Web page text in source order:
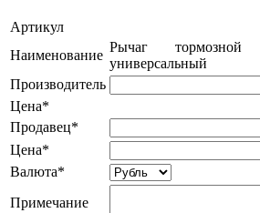
Артикул
Наименование
Рычаг тормозной
универсальный
Производитель
Цена*
Продавец*
Цена*
Валюта*
Примечание